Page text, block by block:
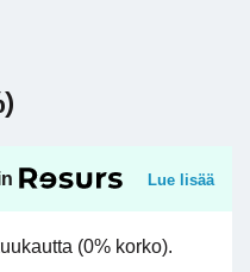
Lue lisää
(0% korko).